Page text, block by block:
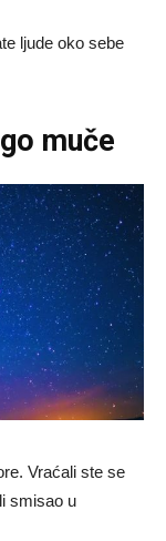
ljude oko sebe
muče
Vraćali ste se
smisao u